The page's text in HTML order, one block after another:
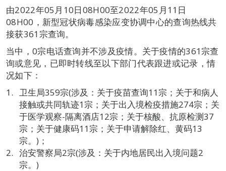
由2022年05月10日08H00至2022年05月11日
08H00，新型冠状病毒感染应变协调中心的查询热线共
接获361宗查询。
当中，0宗电话查询并不涉及疫情。关于疫情的361宗查
询或意见，已即时转线至以下部门代表跟进或记录，情
况如下：
卫生局359宗(涉及：关于疫苗查询11宗；关于和病人
接触或共同轨迹1宗；关于出入境检疫措施274宗；关
于医学观察-隔离酒店12宗；关于核酸、抗原检测37
宗；关于健康码11宗；关于申请解除红、黄码13
宗。)；
治安警察局2宗(涉及：关于内地居民出入境问题2
宗。)